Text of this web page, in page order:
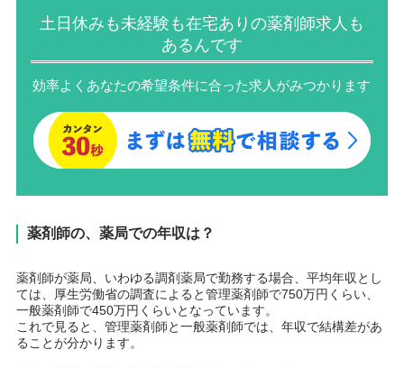
土日休みも未経験も在宅ありの薬剤師求人も
あるんです
効率よくあなたの希望条件に合った求人がみつかります
薬剤師の、薬局での年収は？
薬剤師が薬局、いわゆる調剤薬局で勤務する場合、平均年収とし
ては、厚生労働省の調査によると管理薬剤師で750万円くらい、
一般薬剤師で450万円くらいとなっています。
これで見ると、管理薬剤師と一般薬剤師では、年収で結構差があ
ることが分かります。